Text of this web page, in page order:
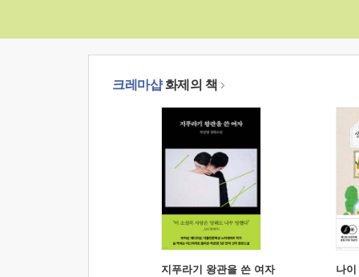
크레마샵화제의 책
지푸라기 왕관을 쓴 여자 나